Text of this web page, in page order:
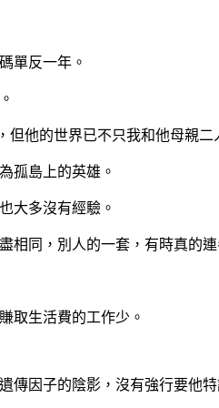
單反一年。
他的世界已不只我和他母親
孤島上的英雄。
大多沒有經驗。
相同，別人的一套，有時真的連
取生活費的工作少。
傳因子的陰影，沒有強行要他特